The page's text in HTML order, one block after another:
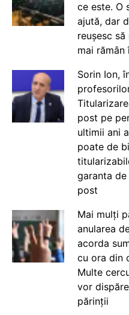
ce este. O
ajută, dar
reușesc
mai rămân
Sorin Ion,
post pe
ultimii ani
poate de
garanta
post
Mai mulți
anularea
acorda
cu ora din
Multe
vor
părinții